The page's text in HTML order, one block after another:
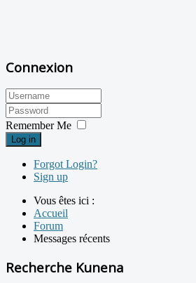
Connexion
Remember Me
Log in
Forgot Login?
Sign up
Vous êtes ici :
Accueil
Forum
Messages récents
Recherche Kunena